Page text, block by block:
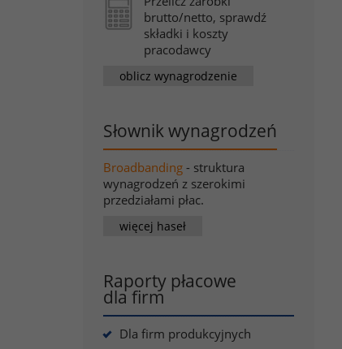
brutto/netto, sprawdź
składki i koszty
pracodawcy
oblicz wynagrodzenie
Słownik wynagrodzeń
Broadbanding - struktura
wynagrodzeń z szerokimi
przedziałami płac.
więcej haseł
Raporty płacowe
dla firm
Dla firm produkcyjnych